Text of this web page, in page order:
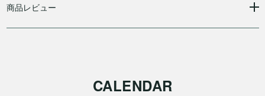
商品レビュー
CALENDAR